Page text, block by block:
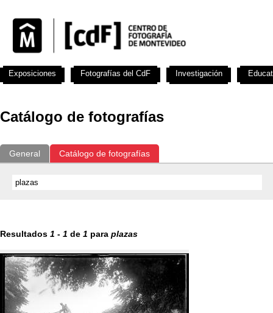
Catálogo de fotografías
General Catálogo de fotografías
Resultados 1 - 1 de 1 para plazas
Exposiciones Fotografías del CdF Investigación